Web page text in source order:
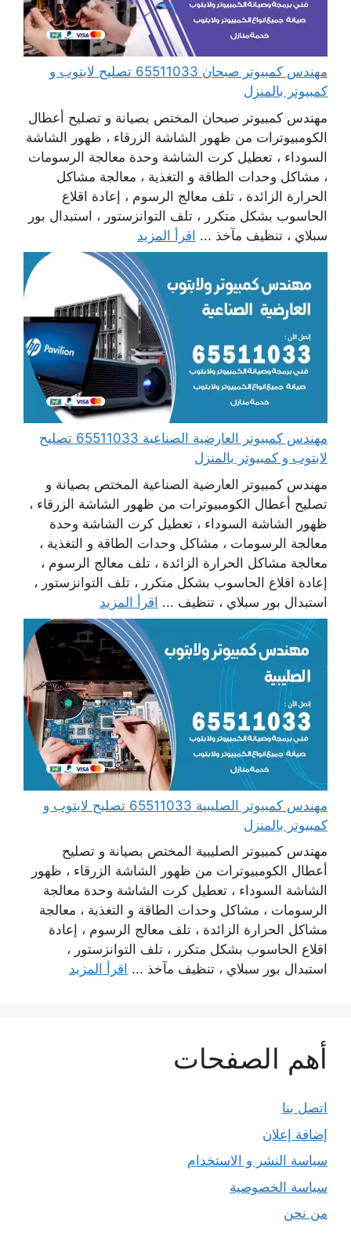
مهندس كمبيوتر صبحان 65511033 تصليح لابتوب و
كمبيوتر بالمنزل
مهندس كمبيوتر صبحان المختص بصيانة و تصليح أعطال
الكومبيوترات من ظهور الشاشة الزرقاء ، ظهور الشاشة
السوداء ، تعطيل كرت الشاشة وحدة معالجة الرسومات
، مشاكل وحدات الطاقة و التغذية ، معالجة مشاكل
الحرارة الزائدة ، تلف معالج الرسوم ، إعادة اقلاع
الحاسوب بشكل متكرر ، تلف التوانزستور ، استبدال بور
سبلاي ، تنظيف مآخذ ... اقرأ المزيد
مهندس كمبيوتر العارضية الصناعية 65511033 تصليح
لابتوب و كمبيوتر بالمنزل
مهندس كمبيوتر العارضية الصناعية المختص بصيانة و
تصليح أعطال الكومبيوترات من ظهور الشاشة الزرقاء ،
ظهور الشاشة السوداء ، تعطيل كرت الشاشة وحدة
معالجة الرسومات ، مشاكل وحدات الطاقة و التغذية ،
معالجة مشاكل الحرارة الزائدة ، تلف معالج الرسوم ،
إعادة اقلاع الحاسوب بشكل متكرر ، تلف التوانزستور ،
استبدال بور سبلاي ، تنظيف ... اقرأ المزيد
مهندس كمبيوتر الصليبية 65511033 تصليح لابتوب و
كمبيوتر بالمنزل
مهندس كمبيوتر الصليبية المختص بصيانة و تصليح
أعطال الكومبيوترات من ظهور الشاشة الزرقاء ، ظهور
الشاشة السوداء ، تعطيل كرت الشاشة وحدة معالجة
الرسومات ، مشاكل وحدات الطاقة و التغذية ، معالجة
مشاكل الحرارة الزائدة ، تلف معالج الرسوم ، إعادة
اقلاع الحاسوب بشكل متكرر ، تلف التوانزستور ،
استبدال بور سبلاي ، تنظيف مآخذ ... اقرأ المزيد
أهم الصفحات
اتصل بنا
إضافة إعلان
سياسة النشر و الاستخدام
سياسة الخصوصية
من نحن